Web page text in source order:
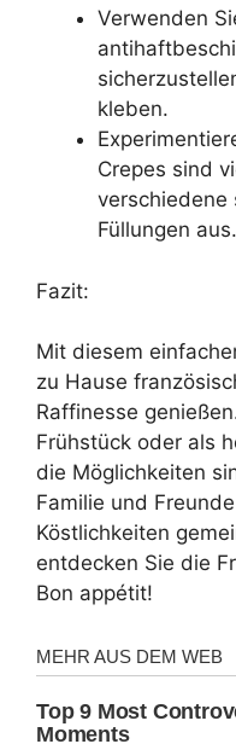
Verwenden
kleben.
Crepes sind
verschiedene
Füllungen aus.
Fazit:
Mit diesem
zu Hause
Raffinesse
Frühstück oder als
die Möglichkeiten
Familie und
Köstlichkeiten
entdecken Sie die
Bon appétit!